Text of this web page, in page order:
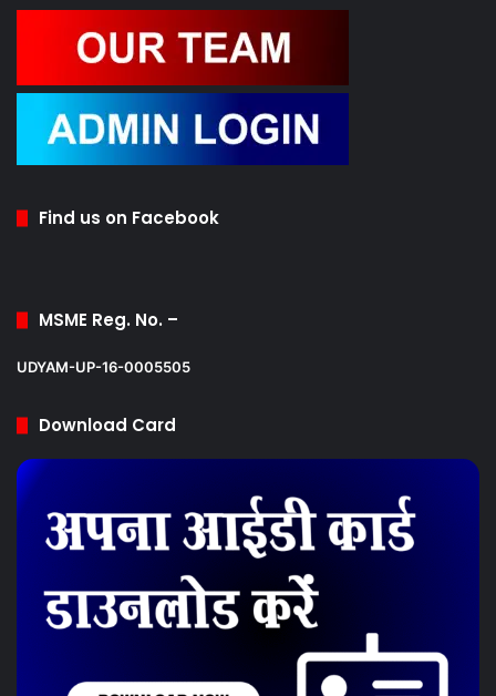
Find us on Facebook
MSME Reg. No. –
UDYAM-UP-16-0005505
Download Card